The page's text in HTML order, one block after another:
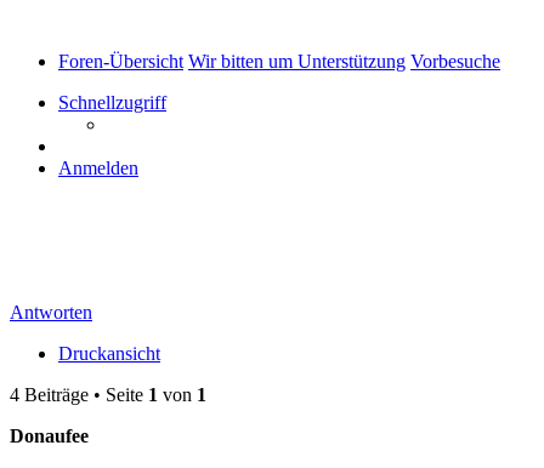
Foren-Übersicht Wir bitten um Unterstützung Vorbesuche
Schnellzugriff
Anmelden
Antworten
Druckansicht
4 Beiträge • Seite 1 von 1
Donaufee